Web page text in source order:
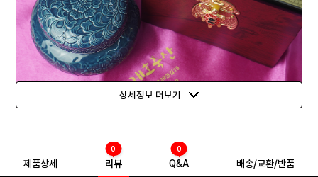
상세정보 더보기
제품상세 리뷰
0
Q&A
0
배송/교환/반품